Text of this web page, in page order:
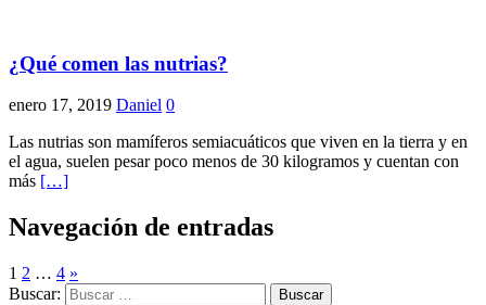
¿Qué comen las nutrias?
enero 17, 2019 Daniel 0
Las nutrias son mamíferos semiacuáticos que viven en la tierra y en
el agua, suelen pesar poco menos de 30 kilogramos y cuentan con
más […]
Navegación de entradas
1 2 … 4 »
Buscar: